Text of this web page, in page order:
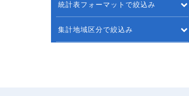
統計表フォーマットで絞込み
集計地域区分で絞込み